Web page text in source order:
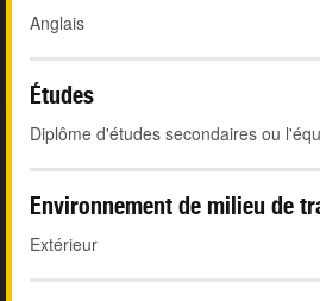
Anglais
Études
Diplôme d'études secondaires ou
Environnement de milieu de
Extérieur